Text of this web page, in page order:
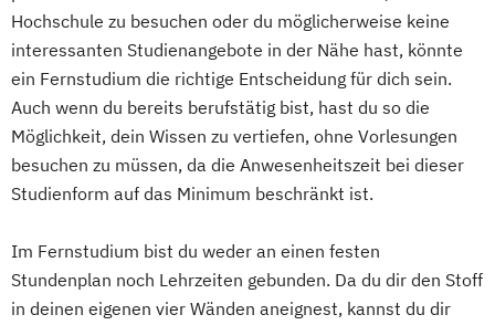
Digitale Transformation kompakt
Digitales Energiemanagement und
Digitalisierung und Transformation
Einführung in die Elektrotechnik
Einführung in die IT-Sicherheit
Elektro- und Informationstechnik
Elektrotechnik
Energieerzeugung aus Biomasse
Hochschule zu besuchen oder du möglicherweise keine
interessanten Studienangebote in der Nähe hast, könnte
ein Fernstudium die richtige Entscheidung für dich sein.
Auch wenn du bereits berufstätig bist, hast du so die
Möglichkeit, dein Wissen zu vertiefen, ohne Vorlesungen
besuchen zu müssen, da die Anwesenheitszeit bei dieser
Studienform auf das Minimum beschränkt ist.
Im Fernstudium bist du weder an einen festen
Stundenplan noch Lehrzeiten gebunden. Da du dir den Stoff
in deinen eigenen vier Wänden aneignest, kannst du dir